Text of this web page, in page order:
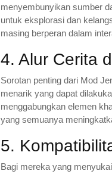
menyembunyikan sumber
untuk eksplorasi dan
masing berperan dalam
4. Alur Cerita
Sorotan penting dari Mod
menarik yang dapat
menggabungkan elemen
yang semuanya
5.
Bagi mereka yang